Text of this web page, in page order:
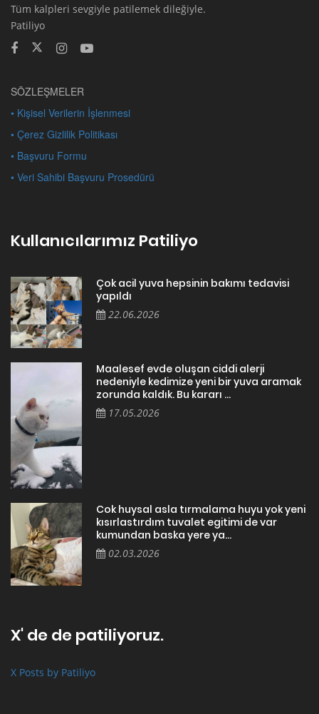
Tüm kalpleri sevgiyle patilemek dileğiyle.
Patiliyo
SÖZLEŞMELER
• Kişisel Verilerin İşlenmesi
• Çerez Gizlilik Politikası
• Başvuru Formu
• Veri Sahibi Başvuru Prosedürü
Kullanıcılarımız Patiliyo
Çok acil yuva hepsinin bakımı tedavisi
yapıldı
22.06.2026
Maalesef evde oluşan ciddi alerji
nedeniyle kedimize yeni bir yuva aramak
zorunda kaldık. Bu kararı ...
17.05.2026
Cok huysal asla tırmalama huyu yok yeni
kısırlastırdım tuvalet egitimi de var
kumundan baska yere ya...
02.03.2026
X' de de patiliyoruz.
X Posts by Patiliyo